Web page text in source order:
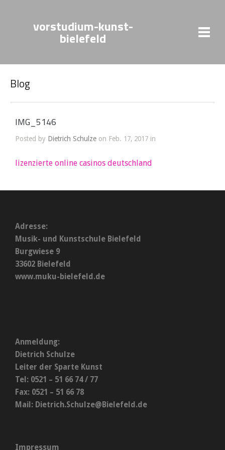
vorstudium-kunst-
bielefeld
Blog
IMG_5146
Posted by Dietrich Schulze on Feb. 17, 2017 in
lizenzierte online casinos deutschland
Adresse:
Musik- und Kunstschule Bielefeld
Burgwiese 9
33602 Bielefeld
www.muku-bielefeld.de
Anmeldung:
Dietrich Schulze
Leiter der Sparte Kunst
Tel: 0521 – 51 66 74 / 77
Fax: 0521 – 51 66 78
Mail: Dietrich.Schulze@Bielefeld.de
Impressum